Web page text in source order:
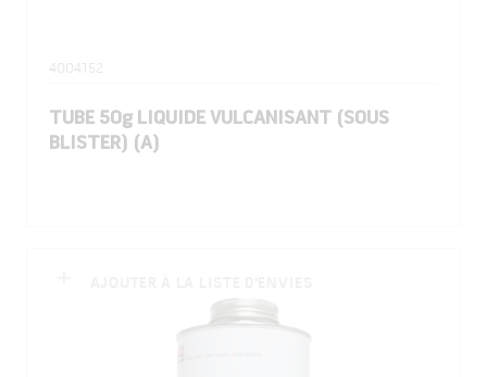
4004152
TUBE 50g LIQUIDE VULCANISANT (SOUS
BLISTER) (A)